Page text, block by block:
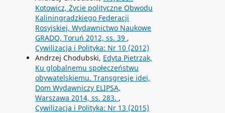
Kotowicz, Życie polityczne Obwodu
Kaliningradzkiego Federacji
Rosyjskiej, Wydawnictwo Naukowe
GRADO, Toruń 2012, ss. 39 ,
Cywilizacja i Polityka: Nr 10 (2012)
Andrzej Chodubski, Edyta Pietrzak,
Ku globalnemu społeczeństwu
obywatelskiemu. Transgresje idei,
Dom Wydawniczy ELIPSA,
Warszawa 2014, ss. 283. ,
Cywilizacja i Polityka: Nr 13 (2015)